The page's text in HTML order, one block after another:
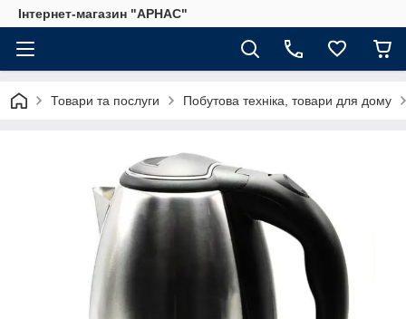
Інтернет-магазин "АРНАС"
Товари та послуги Побутова техніка, товари для дому